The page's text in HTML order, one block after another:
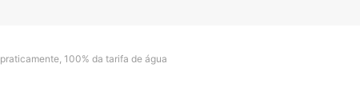
100% da tarifa de água